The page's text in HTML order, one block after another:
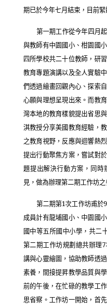
期已於今年七月結束，目前
第一期工作從今年四月
與教師有中園國小、柑園國
四所學校共二十位教師，研
教育專題演講以及全人實驗
們透過繪畫回觀內心、探索
心願與理想呈現出來。而教
灣本地的教育樣貌提出省思
淇教授分享美國教育經驗，
之教育視野，反應與迴響熱
提出行動聚焦方案，嘗試對
題提出解決行動方案，同時
見，做為辦理第二期工作坊之
第二期第1次工作坊甫於9
成員計有龍埔國小、中園國
國中等五所國中小學，共二
第二期工作坊規劃總共辦理7
講與心靈繪圖，協助教師透
素養，間接提昇教學品質與
前的午後，在忙碌的教學工
思省察。工作坊一開始，首